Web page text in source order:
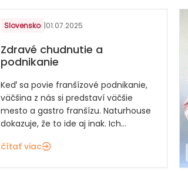
Slovensko |01.07.2025
Zdravé chudnutie a
podnikanie
Keď sa povie franšízové podnikanie,
väčšina z nás si predstaví väčšie
mesto a gastro franšízu. Naturhouse
dokazuje, že to ide aj inak. Ich...
čítať viac